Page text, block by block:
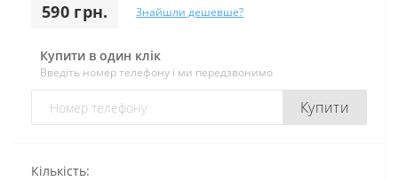
590 грн. Знайшли дешевше?
Купити в один клік
Введіть номер телефону і ми передзвонимо
Купити
Кількість: